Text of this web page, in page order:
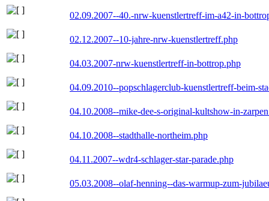
02.09.2007--40.-nrw-kuenstlertreff-im-a42-in-
02.12.2007--10-jahre-nrw-kuenstlertreff.php
04.03.2007-nrw-kuenstlertreff-in-bottrop.php
04.09.2010--popschlagerclub-kuenstlertreff-beim-
04.10.2008--mike-dee-s-original-kultshow-in-
04.10.2008--stadthalle-northeim.php
04.11.2007--wdr4-schlager-star-parade.php
05.03.2008--olaf-henning--das-warmup-zum-